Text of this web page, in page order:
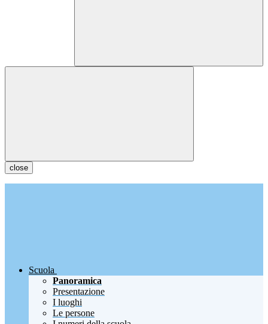
close
Scuola
Panoramica
Presentazione
I luoghi
Le persone